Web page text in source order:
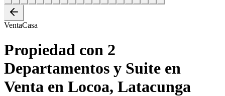
VentaCasa
Propiedad con 2
Departamentos y Suite en
Venta en Locoa, Latacunga